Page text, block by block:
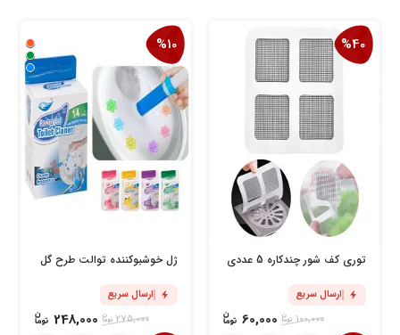
%40
توری کف شور چندکاره 5 عددی
ارسال سریع
100,000
60,000
%10
ژل خوشبوکننده توالت طرح گل
ارسال سریع
275,000
248,000